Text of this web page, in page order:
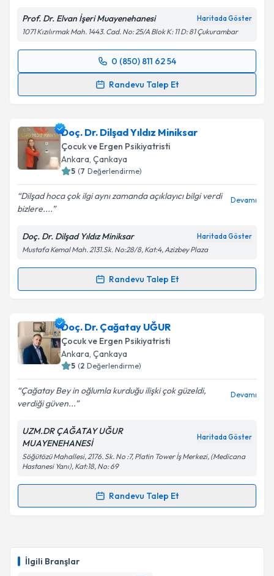
İlgili Branşlar
Kişisel verilerimin işlenmesine ilişkin
Metni'ni okudum ve kişisel verilerimin belirtilen
kapsamda işlenmesini kabul ediyorum.
Takvim Talebini Gönder
Prof. Dr. Elvan İşeri Muayenehanesi Haritada Göster
1071 Kızılırmak Mah. 1443. Cad. No: 25/A Blok K: 11 D: 81 Çukurambar
0 (850) 811 62 54
Randevu Talep Et
Randevu Takvimi Talebi
takvim hazırlandığında e-posta ile bilgilendireceğiz.
E-posta Adresiniz
kapsamda işlenmesini kabul ediyorum.
Takvim Talebini Gönder
Doç. Dr. Dilşad Yıldız Miniksar
Çocuk ve Ergen Psikiyatristi
Ankara, Çankaya
5 (7 Değerlendirme)
Dilşad hoca çok ilgi aynı zamanda açıklayıcı bilgi verdi
bizlere....
Devamı
Doç. Dr. Dilşad Yıldız Miniksar Haritada Göster
Mustafa Kemal Mah. 2131.Sk. No:28/8, Kat:4, Azizbey Plaza
Randevu Talep Et
Randevu Takvimi Talebi
Doç. Dr. Dilşad Yıldız Miniksariçin randevu takvimi
talebi oluşturun. Size bu uzmandan randevu almanız
için bir takvim hazırlandığında e-posta ile
bilgilendireceğiz.
E-posta Adresiniz
Kişisel verilerimin işlenmesine ilişkin
Metni'ni okudum ve kişisel verilerimin belirtilen
kapsamda işlenmesini kabul ediyorum.
Takvim Talebini Gönder
Doç. Dr. Çağatay UĞUR
Çocuk ve Ergen Psikiyatristi
Ankara, Çankaya
5 (2 Değerlendirme)
Çağatay Bey in oğlumla kurduğu ilişki çok güzeldi,
verdiği güven...
Devamı
UZM.DR ÇAĞATAY UĞUR
MUAYENEHANESİ
Haritada Göster
Söğütözü Mahallesi, 2176. Sk. No :7, Platin Tower İş Merkezi, (Medicana
Hastanesi Yanı), Kat:18, No: 69
Randevu Talep Et
Randevu Takvimi Talebi
takvim hazırlandığında e-posta ile bilgilendireceğiz.